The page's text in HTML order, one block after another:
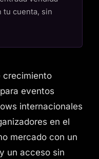
tu cuenta, sin
crecimiento
eventos
internacionales
en el
mercado con un
un acceso sin